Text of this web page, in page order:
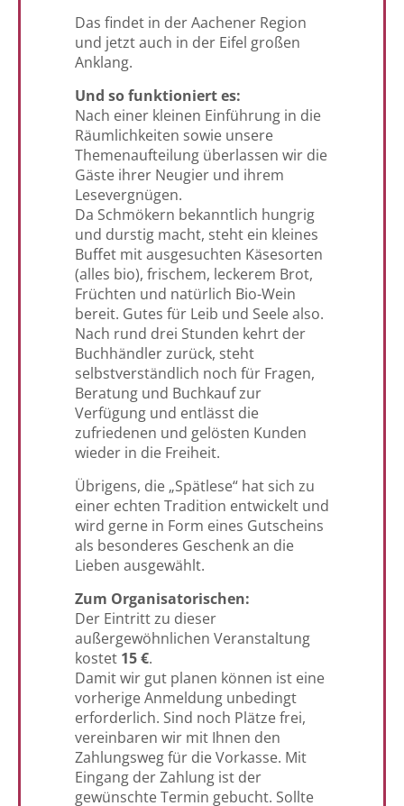
Das findet in der Aachener Region
und jetzt auch in der Eifel großen
Anklang.
Und so funktioniert es:
Nach einer kleinen Einführung in die
Räumlichkeiten sowie unsere
Themenaufteilung überlassen wir die
Gäste ihrer Neugier und ihrem
Lesevergnügen.
Da Schmökern bekanntlich hungrig
und durstig macht, steht ein kleines
Buffet mit ausgesuchten Käsesorten
(alles bio), frischem, leckerem Brot,
Früchten und natürlich Bio-Wein
bereit. Gutes für Leib und Seele also.
Nach rund drei Stunden kehrt der
Buchhändler zurück, steht
selbstverständlich noch für Fragen,
Beratung und Buchkauf zur
Verfügung und entlässt die
zufriedenen und gelösten Kunden
wieder in die Freiheit.
Übrigens, die „Spätlese“ hat sich zu
einer echten Tradition entwickelt und
wird gerne in Form eines Gutscheins
als besonderes Geschenk an die
Lieben ausgewählt.
Zum Organisatorischen:
Der Eintritt zu dieser
außergewöhnlichen Veranstaltung
kostet 15 €.
Damit wir gut planen können ist eine
vorherige Anmeldung unbedingt
erforderlich. Sind noch Plätze frei,
vereinbaren wir mit Ihnen den
Zahlungsweg für die Vorkasse. Mit
Eingang der Zahlung ist der
gewünschte Termin gebucht. Sollte